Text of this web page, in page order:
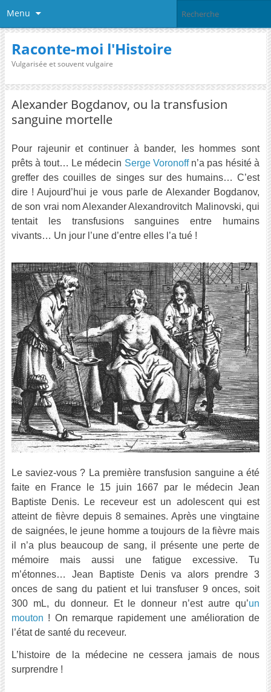
Menu
Raconte-moi l'Histoire
Vulgarisée et souvent vulgaire
Alexander Bogdanov, ou la transfusion
sanguine mortelle
Pour rajeunir et continuer à bander, les hommes sont
prêts à tout… Le médecin Serge Voronoffn’a pas hésité à
greffer des couilles de singes sur des humains… C’est
dire ! Aujourd’hui je vous parle de Alexander Bogdanov,
de son vrai nom Alexander Alexandrovitch Malinovski, qui
tentait les transfusions sanguines entre humains
vivants… Un jour l’une d’entre elles l’a tué !
Le saviez-vous ? La première transfusion sanguine a été
faite en France le 15 juin 1667 par le médecin Jean
Baptiste Denis. Le receveur est un adolescent qui est
atteint de fièvre depuis 8 semaines. Après une vingtaine
de saignées, le jeune homme a toujours de la fièvre mais
il n’a plus beaucoup de sang, il présente une perte de
mémoire mais aussi une fatigue excessive. Tu
m’étonnes… Jean Baptiste Denis va alors prendre 3
onces de sang du patient et lui transfuser 9 onces, soit
300 mL, du donneur. Et le donneur n’est autre qu’un
mouton ! On remarque rapidement une amélioration de
l’état de santé du receveur.
L’histoire de la médecine ne cessera jamais de nous
surprendre !